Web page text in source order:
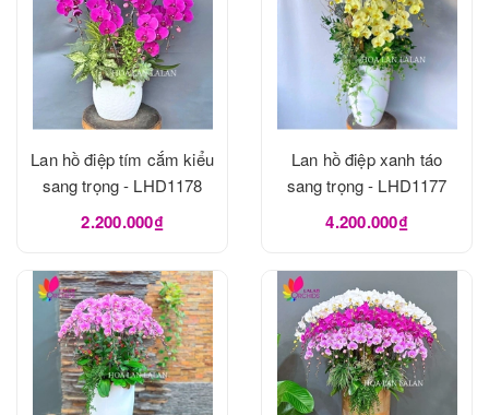
Lan hồ điệp tím cắm kiểu
sang trọng - LHD1178
2.200.000₫
Lan hồ điệp xanh táo
sang trọng - LHD1177
4.200.000₫